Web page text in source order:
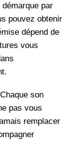
par
pouvez obtenir
dépend de
vous
son
pas vous
remplacer